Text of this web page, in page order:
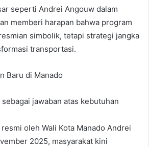
seperti Andrei Angouw dalam
memberi harapan bahwa program
simbolik, tetapi strategi jangka
transportasi.
Baru di Manado
jawaban atas kebutuhan
oleh Wali Kota Manado Andrei
2025, masyarakat kini